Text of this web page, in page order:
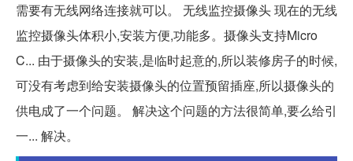
需要有无线网络连接就可以。 无线监控摄像头 现在的无线
监控摄像头体积小,安装方便,功能多。摄像头支持Micro
C... 由于摄像头的安装,是临时起意的,所以装修房子的时候,
可没有考虑到给安装摄像头的位置预留插座,所以摄像头的
供电成了一个问题。 解决这个问题的方法很简单,要么给引
一... 解决。